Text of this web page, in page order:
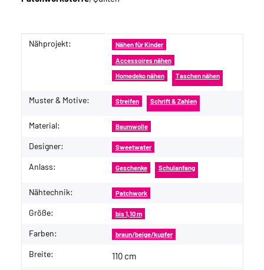
Produkteigenschaft
Wert
Nähprojekt: Nähen für Kinder
Accessoires nähen
Homedeko nähen Taschen nähen
Muster & Motive: Streifen Schrift & Zahlen
Material: Baumwolle
Designer: Sweetwater
Anlass: Geschenke Schulanfang
Nähtechnik: Patchwork
Größe: bis 1,10 m
Farben: braun/beige/kupfer
Breite: 110 cm